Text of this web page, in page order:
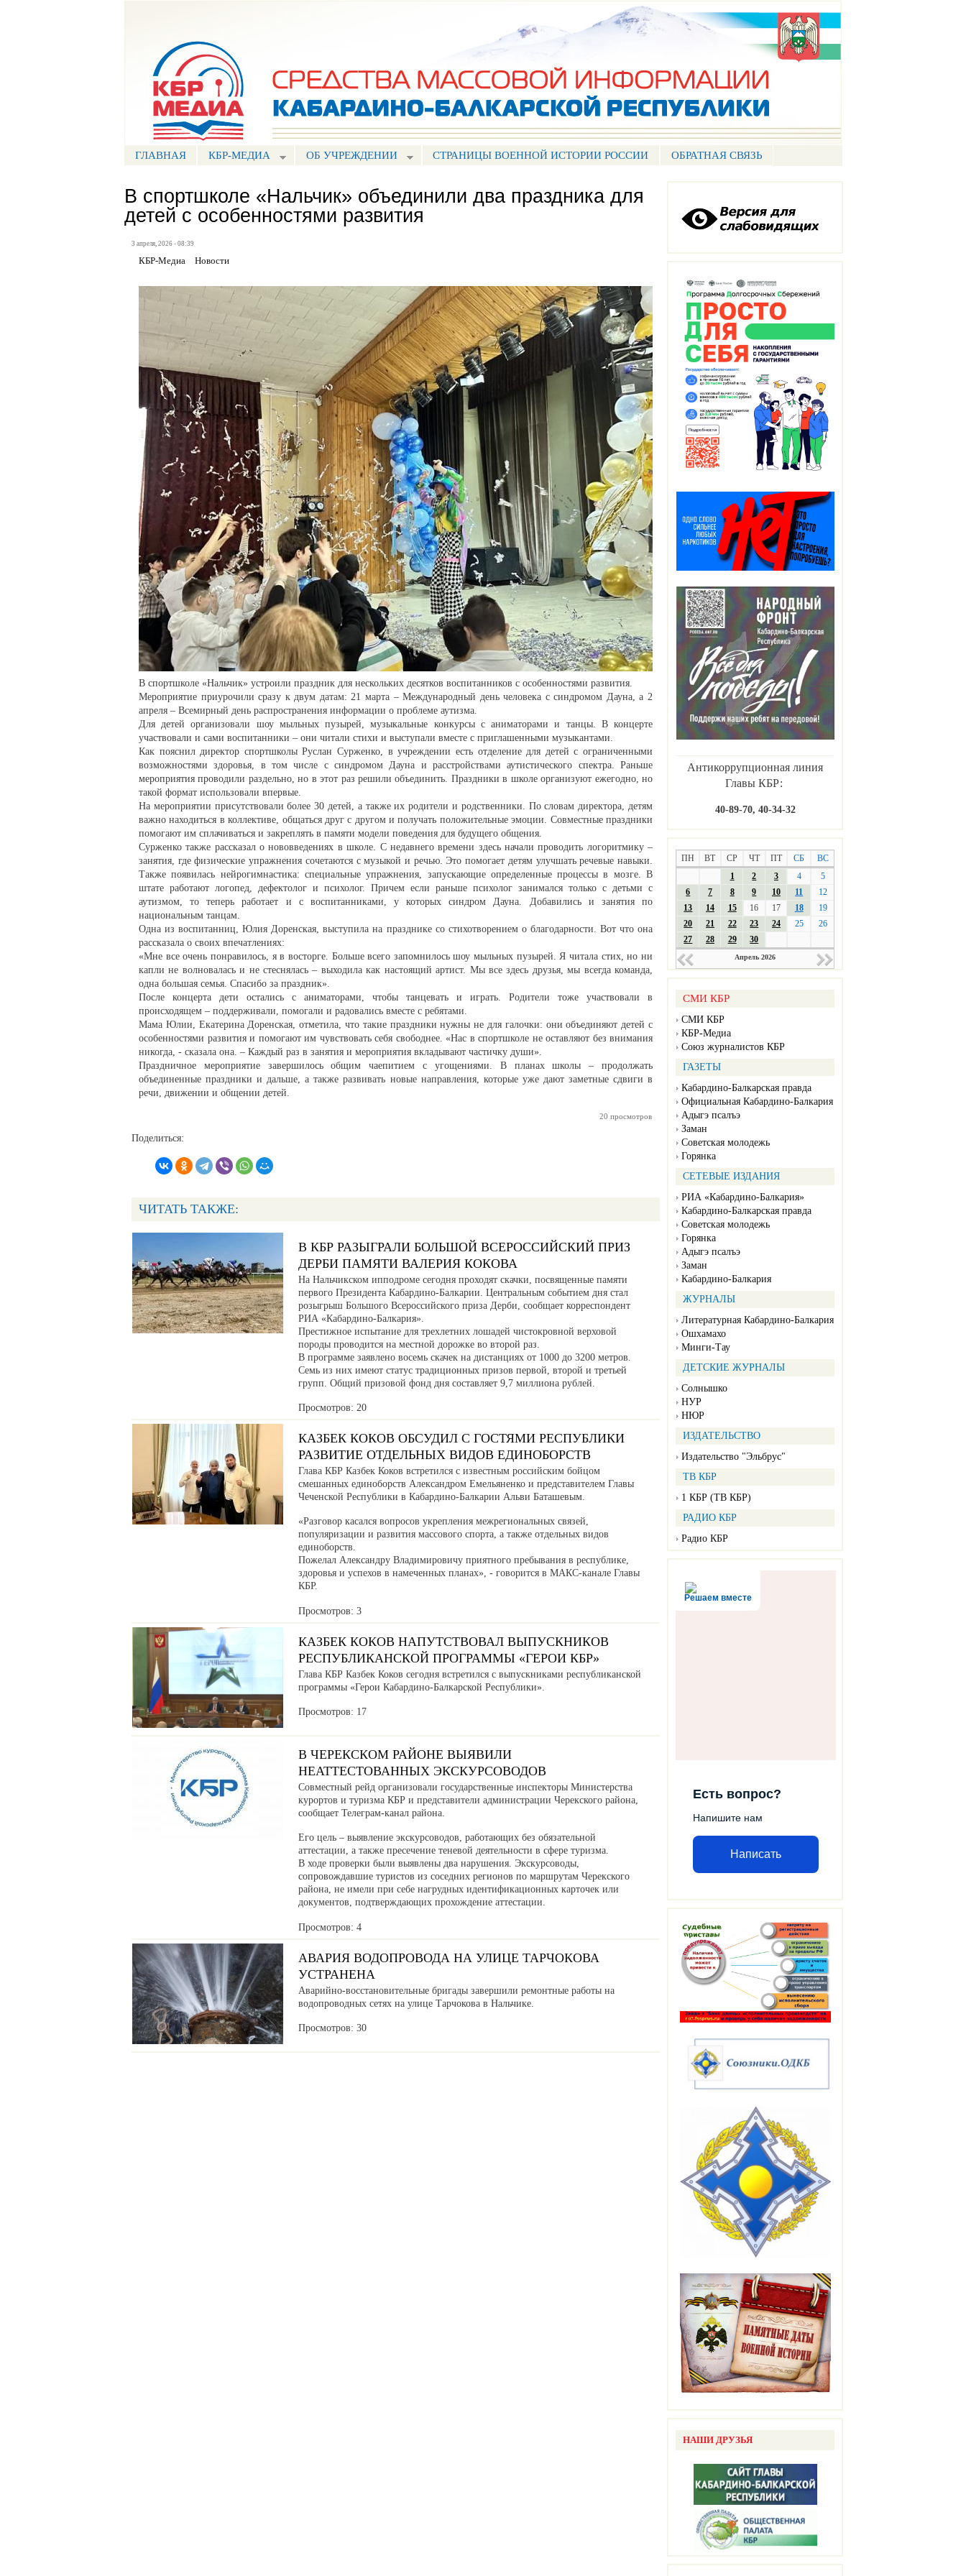
ГЛАВНАЯ КБР-МЕДИА ОБ УЧРЕЖДЕНИИ СТРАНИЦЫ ВОЕННОЙ ИСТОРИИ РОССИИ ОБРАТНАЯ СВЯЗЬ
Антикоррупционная линия
Главы КБР:
40-89-70, 40-34-32
ПН ВТ СР ЧТ ПТ СБ
ВС
1
2 3 4
5
6
7 8 9 10 11
12
13
14 15 16 17 18
19
20
21 22 23 24 25
26
27
28 29 30
Апрель 2026
СМИ КБР
СМИ КБР
КБР-Медиа
Союз журналистов КБР
ГАЗЕТЫ
Кабардино-Балкарская правда
Официальная Кабардино-Балкария
Адыгэ псалъэ
Заман
Советская молодежь
Горянка
СЕТЕВЫЕ ИЗДАНИЯ
РИА «Кабардино-Балкария»
Кабардино-Балкарская правда
Советская молодежь
Горянка
Адыгэ псалъэ
Заман
Кабардино-Балкария
ЖУРНАЛЫ
Литературная Кабардино-Балкария
Ошхамахо
Минги-Тау
ДЕТСКИЕ ЖУРНАЛЫ
Солнышко
НУР
НЮР
ИЗДАТЕЛЬСТВО
Издательство "Эльбрус"
ТВ КБР
1 КБР (ТВ КБР)
РАДИО КБР
Радио КБР
Решаем вместе
Есть вопрос?
Напишите нам
Написать
НАШИ ДРУЗЬЯ
В спортшколе «Нальчик» объединили два праздника для
детей с особенностями развития
3 апреля, 2026 - 08:39
КБР-Медиа Новости
В спортшколе «Нальчик» устроили праздник для нескольких десятков воспитанников с особенностями развития.
Мероприятие приурочили сразу к двум датам: 21 марта – Международный день человека с синдромом Дауна, а 2
апреля – Всемирный день распространения информации о проблеме аутизма.
Для детей организовали шоу мыльных пузырей, музыкальные конкурсы с аниматорами и танцы. В концерте
участвовали и сами воспитанники – они читали стихи и выступали вместе с приглашенными музыкантами.
Как пояснил директор спортшколы Руслан Сурженко, в учреждении есть отделение для детей с ограниченными
возможностями здоровья, в том числе с синдромом Дауна и расстройствами аутистического спектра. Раньше
мероприятия проводили раздельно, но в этот раз решили объединить. Праздники в школе организуют ежегодно, но
такой формат использовали впервые.
На мероприятии присутствовали более 30 детей, а также их родители и родственники. По словам директора, детям
важно находиться в коллективе, общаться друг с другом и получать положительные эмоции. Совместные праздники
помогают им сплачиваться и закреплять в памяти модели поведения для будущего общения.
Сурженко также рассказал о нововведениях в школе. С недавнего времени здесь начали проводить логоритмику –
занятия, где физические упражнения сочетаются с музыкой и речью. Это помогает детям улучшать речевые навыки.
Также появилась нейрогимнастика: специальные упражнения, запускающие определенные процессы в мозге. В
штате работают логопед, дефектолог и психолог. Причем если раньше психолог занимался только с детьми с
аутизмом, то теперь работает и с воспитанниками, у которых синдром Дауна. Добавились и занятия по
национальным танцам.
Одна из воспитанниц, Юлия Доренская, выступила на празднике со стихотворением о благодарности. Вот что она
рассказала о своих впечатлениях:
«Мне все очень понравилось, я в восторге. Больше всего запомнилось шоу мыльных пузырей. Я читала стих, но ни
капли не волновалась и не стеснялась – выходила как настоящий артист. Мы все здесь друзья, мы всегда команда,
одна большая семья. Спасибо за праздник».
После концерта дети остались с аниматорами, чтобы танцевать и играть. Родители тоже участвовали в
происходящем – поддерживали, помогали и радовались вместе с ребятами.
Мама Юлии, Екатерина Доренская, отметила, что такие праздники нужны не для галочки: они объединяют детей с
особенностями развития и помогают им чувствовать себя свободнее. «Нас в спортшколе не оставляют без внимания
никогда, - сказала она. – Каждый раз в занятия и мероприятия вкладывают частичку души».
Праздничное мероприятие завершилось общим чаепитием с угощениями. В планах школы – продолжать
объединенные праздники и дальше, а также развивать новые направления, которые уже дают заметные сдвиги в
речи, движении и общении детей.
20 просмотров
Поделиться:
ЧИТАТЬ ТАКЖЕ:
В КБР РАЗЫГРАЛИ БОЛЬШОЙ ВСЕРОССИЙСКИЙ ПРИЗ
ДЕРБИ ПАМЯТИ ВАЛЕРИЯ КОКОВА
На Нальчикском ипподроме сегодня проходят скачки, посвященные памяти
первого Президента Кабардино-Балкарии. Центральным событием дня стал
розыгрыш Большого Всероссийского приза Дерби, сообщает корреспондент
РИА «Кабардино-Балкария».
Престижное испытание для трехлетних лошадей чистокровной верховой
породы проводится на местной дорожке во второй раз.
В программе заявлено восемь скачек на дистанциях от 1000 до 3200 метров.
Семь из них имеют статус традиционных призов первой, второй и третьей
групп. Общий призовой фонд дня составляет 9,7 миллиона рублей.
Просмотров: 20
КАЗБЕК КОКОВ ОБСУДИЛ С ГОСТЯМИ РЕСПУБЛИКИ
РАЗВИТИЕ ОТДЕЛЬНЫХ ВИДОВ ЕДИНОБОРСТВ
Глава КБР Казбек Коков встретился с известным российским бойцом
смешанных единоборств Александром Емельяненко и представителем Главы
Чеченской Республики в Кабардино-Балкарии Альви Баташевым.
«Разговор касался вопросов укрепления межрегиональных связей,
популяризации и развития массового спорта, а также отдельных видов
единоборств.
Пожелал Александру Владимировичу приятного пребывания в республике,
здоровья и успехов в намеченных планах», - говорится в МАКС-канале Главы
КБР.
Просмотров: 3
КАЗБЕК КОКОВ НАПУТСТВОВАЛ ВЫПУСКНИКОВ
РЕСПУБЛИКАНСКОЙ ПРОГРАММЫ «ГЕРОИ КБР»
Глава КБР Казбек Коков сегодня встретился с выпускниками республиканской
программы «Герои Кабардино-Балкарской Республики».
Просмотров: 17
В ЧЕРЕКСКОМ РАЙОНЕ ВЫЯВИЛИ
НЕАТТЕСТОВАННЫХ ЭКСКУРСОВОДОВ
Совместный рейд организовали государственные инспекторы Министерства
курортов и туризма КБР и представители администрации Черекского района,
сообщает Телеграм-канал района.
Его цель – выявление экскурсоводов, работающих без обязательной
аттестации, а также пресечение теневой деятельности в сфере туризма.
В ходе проверки были выявлены два нарушения. Экскурсоводы,
сопровождавшие туристов из соседних регионов по маршрутам Черекского
района, не имели при себе нагрудных идентификационных карточек или
документов, подтверждающих прохождение аттестации.
Просмотров: 4
АВАРИЯ ВОДОПРОВОДА НА УЛИЦЕ ТАРЧОКОВА
УСТРАНЕНА
Аварийно-восстановительные бригады завершили ремонтные работы на
водопроводных сетях на улице Тарчокова в Нальчике.
Просмотров: 30